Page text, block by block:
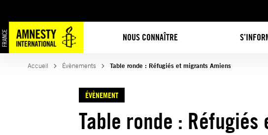
NOUS CONNAÎTRE
Accueil Évènements Table ronde : Réfugiés et migrants Amiens
ÉVÈNEMENT
Table ronde :